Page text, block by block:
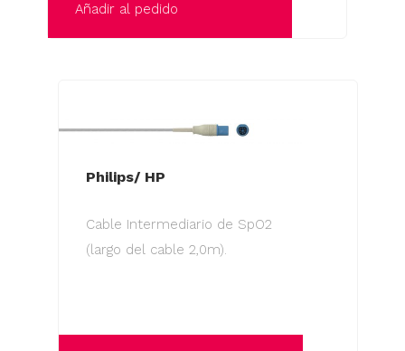
Añadir al pedido
Philips/ HP
Cable Intermediario de SpO2
(largo del cable 2,0m).